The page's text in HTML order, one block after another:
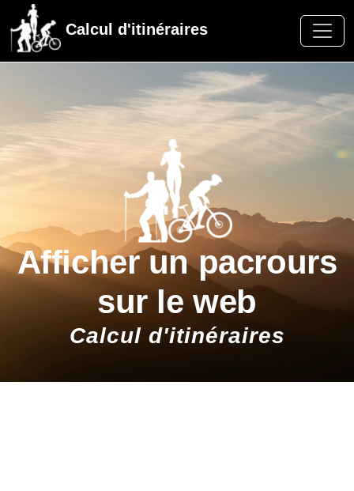
Calcul d'itinéraires
Afficher un pacrours
sur le web
Calcul d'itinéraires